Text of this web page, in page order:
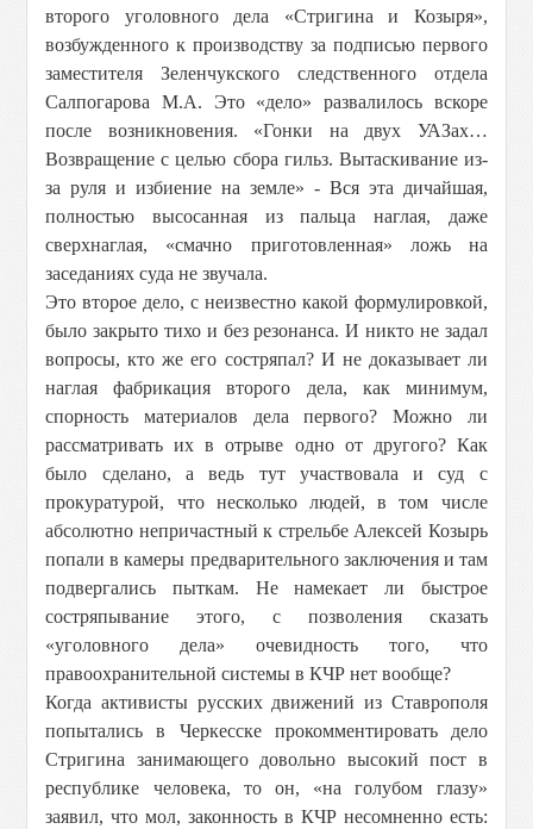
второго уголовного дела «Стригина и Козыря»,
возбужденного к производству за подписью первого
заместителя Зеленчукского следственного отдела
Салпогарова М.А. Это «дело» развалилось вскоре
после возникновения. «Гонки на двух УАЗах…
Возвращение с целью сбора гильз. Вытаскивание из-
за руля и избиение на земле» - Вся эта дичайшая,
полностью высосанная из пальца наглая, даже
сверхнаглая, «смачно приготовленная» ложь на
заседаниях суда не звучала.
Это второе дело, с неизвестно какой формулировкой,
было закрыто тихо и без резонанса. И никто не задал
вопросы, кто же его состряпал? И не доказывает ли
наглая фабрикация второго дела, как минимум,
спорность материалов дела первого? Можно ли
рассматривать их в отрыве одно от другого? Как
было сделано, а ведь тут участвовала и суд с
прокуратурой, что несколько людей, в том числе
абсолютно непричастный к стрельбе Алексей Козырь
попали в камеры предварительного заключения и там
подвергались пыткам. Не намекает ли быстрое
состряпывание этого, с позволения сказать
«уголовного дела» очевидность того, что
правоохранительной системы в КЧР нет вообще?
Когда активисты русских движений из Ставрополя
попытались в Черкесске прокомментировать дело
Стригина занимающего довольно высокий пост в
республике человека, то он, «на голубом глазу»
заявил, что мол, законность в КЧР несомненно есть: